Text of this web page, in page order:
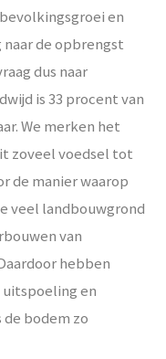
en
de opbrengst
dus naar
is 33 procent van
We merken het
zoveel voedsel tot
de manier waarop
veel landbouwgrond
van
hebben
en
bodem zo